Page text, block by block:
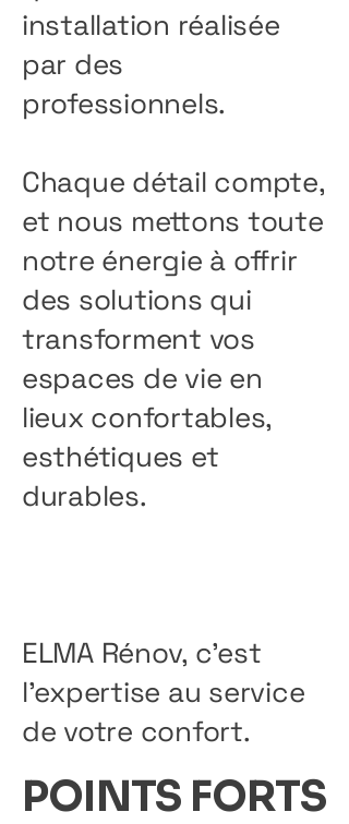
installation réalisée
par des
professionnels.
Chaque détail compte,
et nous mettons toute
notre énergie à offrir
des solutions qui
transforment vos
espaces de vie en
lieux confortables,
esthétiques et
durables.
ELMA Rénov, c'est
l'expertise au service
de votre confort.
POINTS FORTS